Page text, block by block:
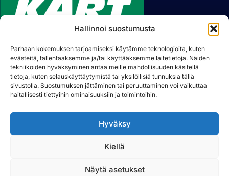
Hallinnoi suostumusta
Parhaan kokemuksen tarjoamiseksi käytämme teknologioita, kuten
evästeitä, tallentaaksemme ja/tai käyttääksemme laitetietoja. Näiden
tekniikoiden hyväksyminen antaa meille mahdollisuuden käsitellä
tietoja, kuten selauskäyttäytymistä tai yksilöllisiä tunnuksia tällä
sivustolla. Suostumuksen jättäminen tai peruuttaminen voi vaikuttaa
haitallisesti tiettyihin ominaisuuksiin ja toimintoihin.
Hyväksy
Kiellä
Näytä asetukset
Lummetie 8, 31400 Somero, Finland
Tfn.+358 (02) 7489 730
E-post:kart@kart.fi
Oy Kart Ab är en finsk designer och tillverkare av
specialmaskiner och produktionsverktyg. Vi fokuserar på
tillverkning av betongutrustning och miljöteknik samt
specialiserade lösningar genom vår beställningsverkstad.